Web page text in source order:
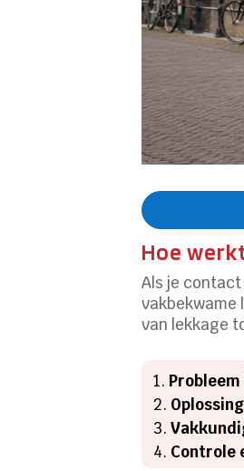
Hoe
Als je
vakbekwame
van lekkage
Controle